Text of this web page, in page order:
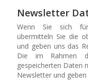
Newsletter
Wenn Sie sich für
übermitteln Sie die
und geben uns das
Die im Rahmen
gespeicherten Daten
Newsletter und